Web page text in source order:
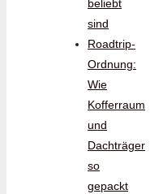
beliebt
sind
Roadtrip-
Ordnung:
Wie
Kofferraum
und
Dachträger
so
gepackt